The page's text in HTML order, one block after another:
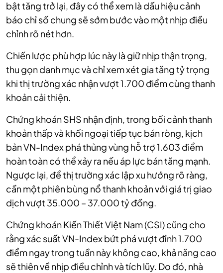
bật tăng trở lại, đây có thể xem là dấu hiệu cảnh
báo chỉ số chung sẽ sớm bước vào một nhịp điều
chỉnh rõ nét hơn.
Chiến lược phù hợp lúc này là giữ nhịp thận trọng,
thu gọn danh mục và chỉ xem xét gia tăng tỷ trọng
khi thị trường xác nhận vượt 1.700 điểm cùng thanh
khoản cải thiện.
Chứng khoán SHS nhận định, trong bối cảnh thanh
khoản thấp và khối ngoại tiếp tục bán ròng, kịch
bản VN-Index phá thủng vùng hỗ trợ 1.603 điểm
hoàn toàn có thể xảy ra nếu áp lực bán tăng mạnh.
Ngược lại, để thị trường xác lập xu hướng rõ ràng,
cần một phiên bùng nổ thanh khoản với giá trị giao
dịch vượt 35.000 – 37.000 tỷ đồng.
Chứng khoán Kiến Thiết Việt Nam (CSI) cũng cho
rằng xác suất VN-Index bứt phá vượt đỉnh 1.700
điểm ngay trong tuần này không cao, khả năng cao
sẽ thiên về nhịp điều chỉnh và tích lũy. Do đó, nhà